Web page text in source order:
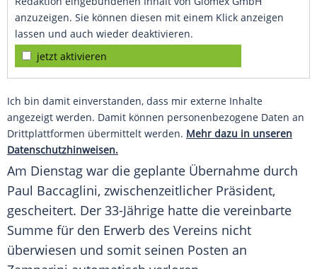
anzuzeigen. Sie können diesen mit einem Klick anzeigen
lassen und auch wieder deaktivieren.
jetzt aktivieren
Ich bin damit einverstanden, dass mir externe Inhalte
angezeigt werden. Damit können personenbezogene Daten an
Drittplattformen übermittelt werden. Mehr dazu in unseren
Datenschutzhinweisen.
Am Dienstag war die geplante Übernahme durch
Paul Baccaglini, zwischenzeitlicher Präsident,
gescheitert. Der 33-Jährige hatte die vereinbarte
Summe für den Erwerb des Vereins nicht
überwiesen und somit seinen Posten an